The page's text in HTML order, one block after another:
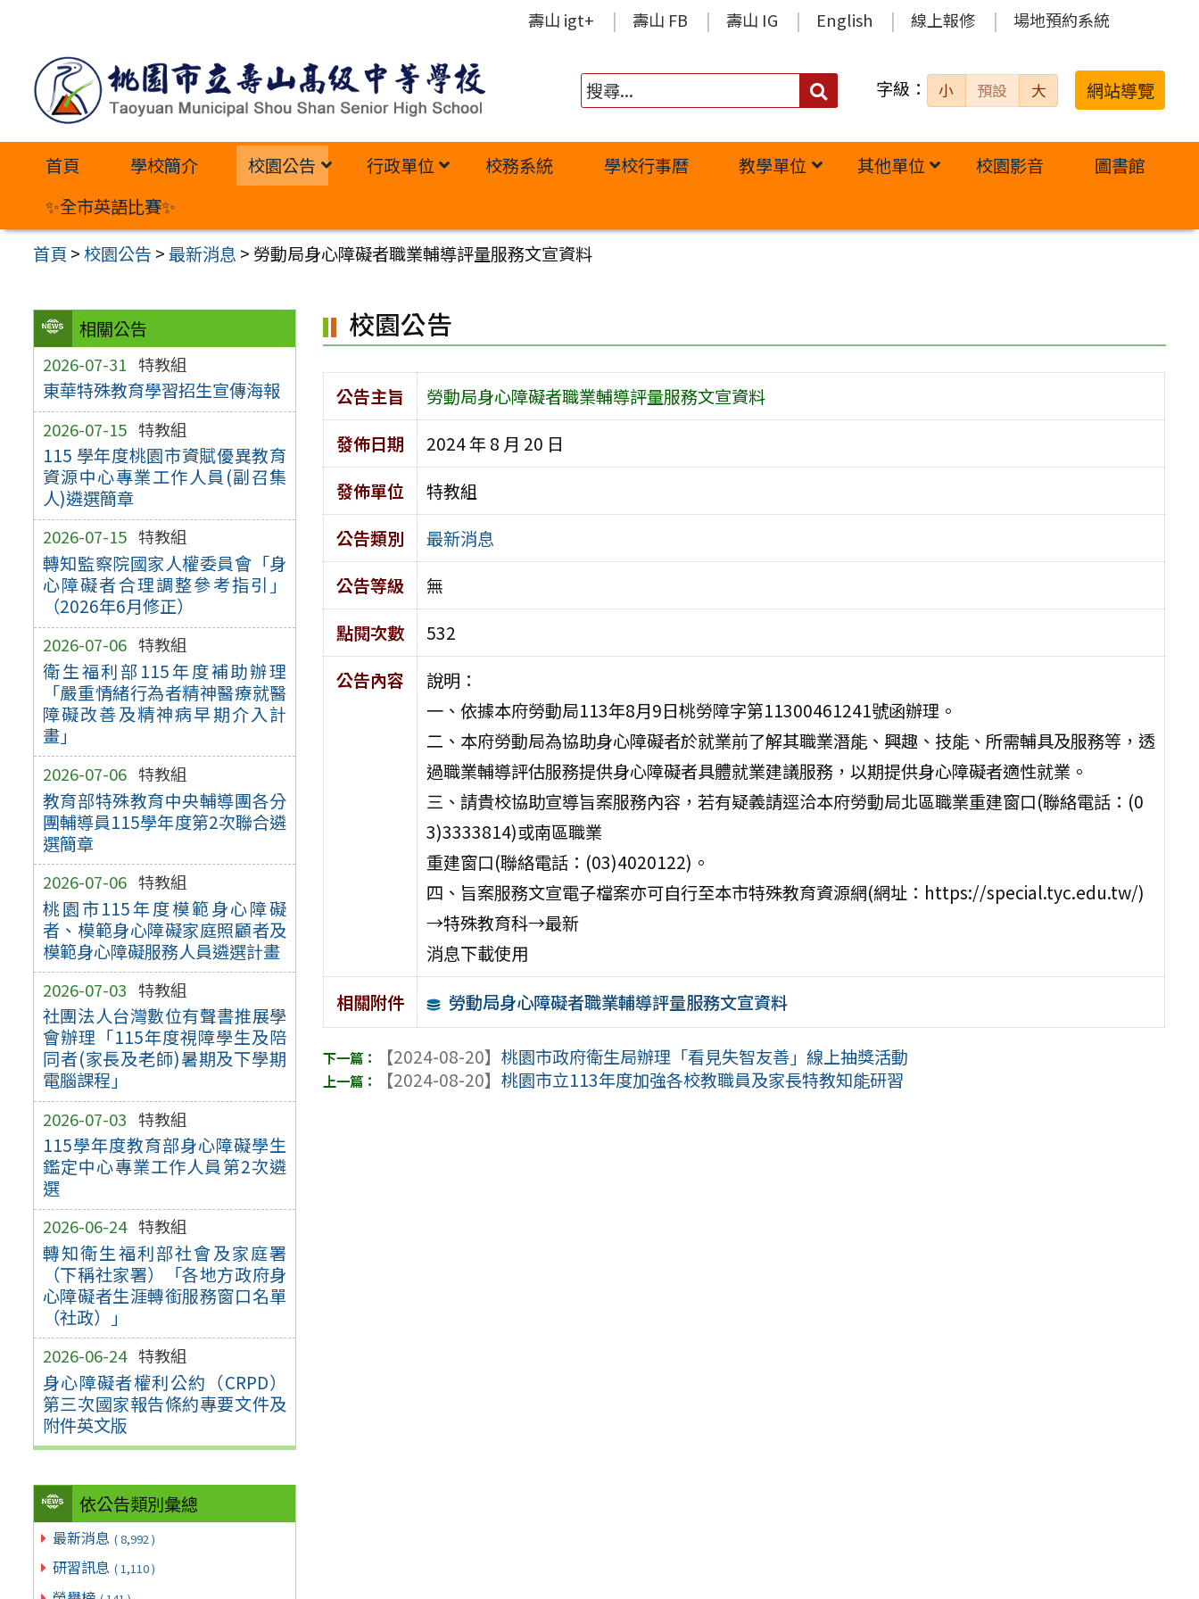
內
壽山 igt+ 壽山 FB 壽山 IG English 線上報修 場地預約系統
搜
字級： 小 預設 大 網站導覽
首頁 學校簡介 校園公告 行政單位 校務系統 學校行事曆 教學單位 其他單位 校園影音
圖書館
✨全市英語比賽✨
首頁 >校園公告 >最新消息 > 勞動局身心障礙者職業輔導評量服務文宣資料
相關公告
2026-07-31 特教組
東華特殊教育學習招生宣傳海報
2026-07-15 特教組
115 學年度桃園市資賦優異教育
資源中心專業工作人員(副召集
人)遴選簡章
2026-07-15 特教組
轉知監察院國家人權委員會「身
心障礙者合理調整參考指引」
（2026年6月修正）
2026-07-06 特教組
衛生福利部115年度補助辦理
「嚴重情緒行為者精神醫療就醫
障礙改善及精神病早期介入計
畫」
2026-07-06 特教組
教育部特殊教育中央輔導團各分
團輔導員115學年度第2次聯合遴
選簡章
2026-07-06 特教組
桃園市115年度模範身心障礙
者、模範身心障礙家庭照顧者及
模範身心障礙服務人員遴選計畫
2026-07-03 特教組
社團法人台灣數位有聲書推展學
會辦理「115年度視障學生及陪
同者(家長及老師)暑期及下學期
電腦課程」
2026-07-03 特教組
115學年度教育部身心障礙學生
鑑定中心專業工作人員第2次遴
選
2026-06-24 特教組
轉知衛生福利部社會及家庭署
（下稱社家署）「各地方政府身
心障礙者生涯轉銜服務窗口名單
（社政）」
2026-06-24 特教組
身心障礙者權利公約（CRPD）
第三次國家報告條約專要文件及
附件英文版
依公告類別彙總
最新消息 ( 8,992 )
研習訊息 ( 1,110 )
校園公告
公告主旨
勞動局身心障礙者職業輔導評量服務文宣資料
發佈日期
2024 年 8 月 20 日
發佈單位
特教組
公告類別
最新消息
公告等級
無
點閱次數
532
公告內容
說明：
一、依據本府勞動局113年8月9日桃勞障字第11300461241號函辦理。
二、本府勞動局為協助身心障礙者於就業前了解其職業潛能、興趣、技能、所需輔具及服務等，透
過職業輔導評估服務提供身心障礙者具體就業建議服務，以期提供身心障礙者適性就業。
三、請貴校協助宣導旨案服務內容，若有疑義請逕洽本府勞動局北區職業重建窗口(聯絡電話：(0
3)3333814)或南區職業
重建窗口(聯絡電話：(03)4020122)。
四、旨案服務文宣電子檔案亦可自行至本市特殊教育資源網(網址：https://special.tyc.edu.tw/)
→特殊教育科→最新
消息下載使用
相關附件
勞動局身心障礙者職業輔導評量服務文宣資料
【2024-08-20】桃園市政府衛生局辦理「看見失智友善」線上抽獎活動
【2024-08-20】桃園市立113年度加強各校教職員及家長特教知能研習